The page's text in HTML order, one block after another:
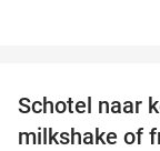
Schotel naar
milkshake of